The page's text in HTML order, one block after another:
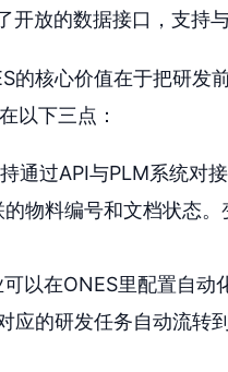
开放的数据接口，支持
的核心价值在于把研发
以下三点：
通过API与PLM系统对
物料编号和文档状态
以在ONES里配置自动
应的研发任务自动流